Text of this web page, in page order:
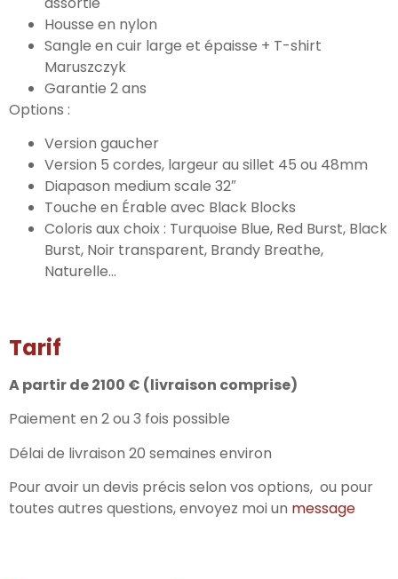
Housse en nylon
Sangle en cuir large et épaisse + T-shirt
Maruszczyk
Garantie 2 ans
Options :
Version gaucher
Version 5 cordes, largeur au sillet 45 ou 48mm
Diapason medium scale 32″
Touche en Érable avec Black Blocks
Coloris aux choix : Turquoise Blue, Red Burst, Black
Burst, Noir transparent, Brandy Breathe,
Naturelle…
Tarif
A partir de 2100 € (livraison comprise)
Paiement en 2 ou 3 fois possible
Délai de livraison 20 semaines environ
Pour avoir un devis précis selon vos options, ou pour
toutes autres questions, envoyez moi un message